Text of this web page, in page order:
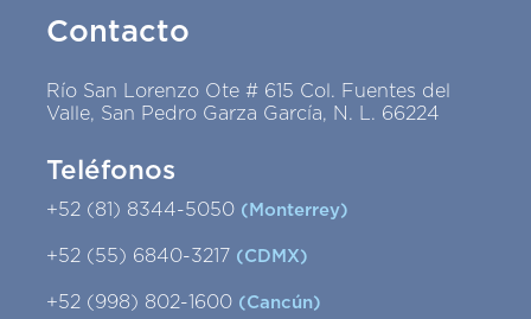
Contacto
Río San Lorenzo Ote # 615 Col. Fuentes del
Valle, San Pedro Garza García, N. L. 66224
Teléfonos
+52 (81) 8344-5050 (Monterrey)
+52 (55) 6840-3217 (CDMX)
+52 (998) 802-1600 (Cancún)